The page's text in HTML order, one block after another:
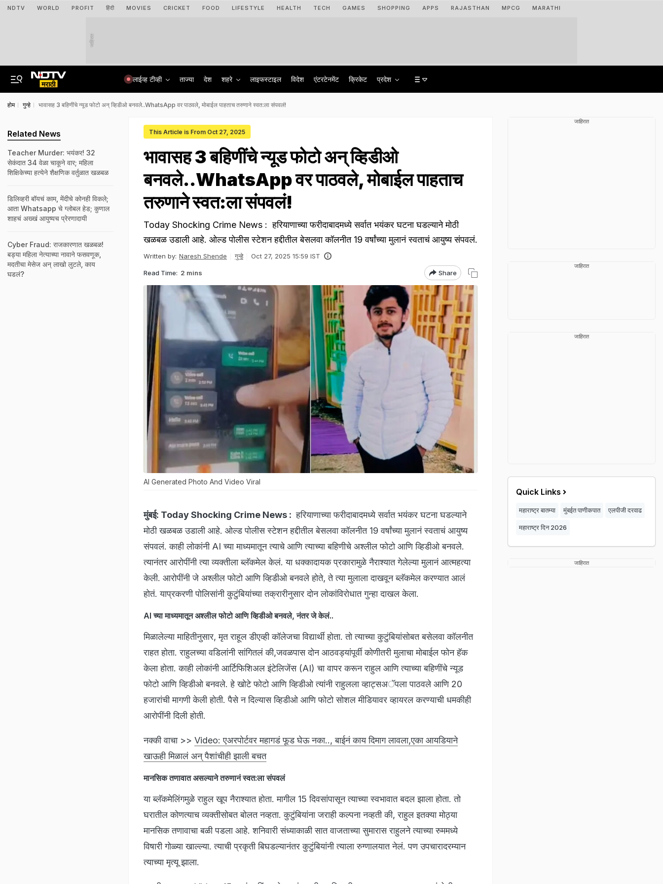
NDTV WORLD PROFIT हिंदी MOVIES CRICKET FOOD LIFESTYLE HEALTH TECH GAMES SHOPPING APPS RAJASTHAN MPCG MARATHI
जाहिरात
लाईव्ह टीव्ही ताज्या देश शहरे लाइफस्टाइल विदेश एंटरटेनमेंट क्रिकेट प्रदेश
होम गुन्हे भावासह 3 बहिणींचे न्यूड फोटो अन् व्हिडीओ बनवले..WhatsApp वर पाठवले, मोबाईल पाहताच तरुणाने स्वत:ला संपवलं!
This Article is From Oct 27, 2025
भावासह 3 बहिणींचे न्यूड फोटो अन् व्हिडीओ
बनवले..WhatsApp वर पाठवले, मोबाईल पाहताच
तरुणाने स्वत:ला संपवलं!
Today Shocking Crime News : हरियाणाच्या फरीदाबादमध्ये सर्वात भयंकर घटना घडल्याने मोठी
खळबळ उडाली आहे. ओल्ड पोलीस स्टेशन हद्दीतील बेसलवा कॉलनीत 19 वर्षांच्या मुलानं स्वताचं आयुष्य संपवलं.
Written by: Naresh Shende गुन्हे Oct 27, 2025 15:59 IST
Read Time: 2 mins Share
AI Generated Photo And Video Viral
मुंबई: Today Shocking Crime News : हरियाणाच्या फरीदाबादमध्ये सर्वात भयंकर घटना घडल्याने
मोठी खळबळ उडाली आहे. ओल्ड पोलीस स्टेशन हद्दीतील बेसलवा कॉलनीत 19 वर्षांच्या मुलानं स्वताचं आयुष्य
संपवलं. काही लोकांनी AI च्या माध्यमातून त्याचे आणि त्याच्या बहिणीचे अश्लील फोटो आणि व्हिडीओ बनवले.
त्यानंतर आरोपींनी त्या व्यक्तीला ब्लॅकमेल केलं. या धक्कादायक प्रकारामुळे नैराश्यात गेलेल्या मुलानं आत्महत्या
केली. आरोपींनी जे अश्लील फोटो आणि व्हिडीओ बनवले होते, ते त्या मुलाला दाखवून ब्लॅकमेल करण्यात आलं
होतं. याप्रकरणी पोलिसांनी कुटुंबियांच्या तक्रारीनुसार दोन लोकांविरोधात गुन्हा दाखल केला.
AI च्या माध्यमातून अश्लील फोटो आणि व्हिडीओ बनवले, नंतर जे केलं..
मिळालेल्या माहितीनुसार, मृत राहूल डीएव्ही कॉलेजचा विद्यार्थी होता. तो त्याच्या कुटुंबियांसोबत बसेलवा कॉलनीत
राहत होता. राहुलच्या वडिलांनी सांगितलं की,जवळपास दोन आठवड्यांपूर्वी कोणीतरी मुलाचा मोबाईल फोन हॅक
केला होता. काही लोकांनी आर्टिफिशिअल इंटेलिजेंस (AI) चा वापर करून राहुल आणि त्याच्या बहिणींचे न्यूड
फोटो आणि व्हिडीओ बनवले. हे खोटे फोटो आणि व्हिडीओ त्यांनी राहुलला व्हाट्सअॅपला पाठवले आणि 20
हजारांची मागणी केली होती. पैसे न दिल्यास व्हिडीओ आणि फोटो सोशल मीडियावर व्हायरल करण्याची धमकीही
आरोपींनी दिली होती.
नक्की वाचा >> Video: एअरपोर्टवर महागडं फूड घेऊ नका.., बाईनं काय दिमाग लावला,एका आयडियाने
खाऊही मिळालं अन् पैशांचीही झाली बचत
मानसिक तणावात असल्याने तरुणानं स्वत:ला संपवलं
या ब्लॅकमेलिंगमुळे राहुल खूप नैराश्यात होता. मागील 15 दिवसांपासून त्याच्या स्वभावात बदल झाला होता. तो
घरातील कोणत्याच व्यक्तीसोबत बोलत नव्हता. कुटुंबियांना जराही कल्पना नव्हती की, राहुल इतक्या मोठ्या
मानसिक तणावाचा बळी पडला आहे. शनिवारी संध्याकाळी सात वाजताच्या सुमारास राहुलने त्याच्या रुममध्ये
विषारी गोळ्या खाल्ल्या. त्याची प्रकृती बिघडल्यानंतर कुटुंबियांनी त्याला रुग्णालयात नेलं. पण उपचारादरम्यान
त्याच्या मृत्यू झाला.
Related News
Teacher Murder: भयंकर! 32
सेकंदात 34 वेळा चाकूने वार; महिला
शिक्षिकेच्या हत्येने शैक्षणिक वर्तुळात खळबळ
डिलिव्हरी बॉयचं काम, मेंदीचे कोनही विकले;
आता Whatsapp चे ग्लोबल हेड; कुणाल
शाहचं अख्खं आयुष्यच प्रेरणादायी
Cyber Fraud: राजकारणात खळबळ!
बड्या महिला नेत्याच्या नावाने फसवणूक,
मदतीचा मेसेज अन् लाखो लुटले, काय
घडलं?
जाहिरात
जाहिरात
जाहिरात
Quick Links
महाराष्ट्र बातम्या मुंबईत पाणीकपात एलपीजी दरवाढ
महाराष्ट्र दिन 2026
जाहिरात